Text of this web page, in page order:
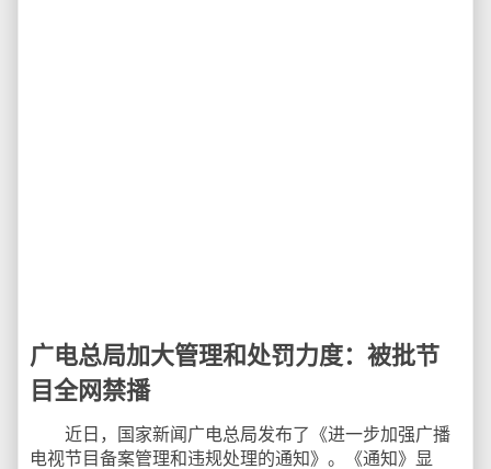
广电总局加大管理和处罚力度：被批节
目全网禁播
近日，国家新闻广电总局发布了《进一步加强广播
电视节目备案管理和违规处理的通知》。《通知》显